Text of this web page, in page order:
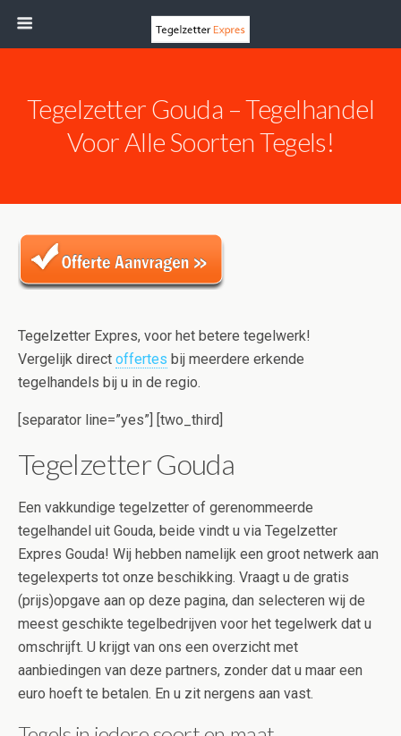
Tegelzetter Gouda – Tegelhandel
Voor Alle Soorten Tegels!
Tegelzetter Expres, voor het betere tegelwerk!
Vergelijk direct offertes bij meerdere erkende
tegelhandels bij u in de regio.
[separator line=”yes”] [two_third]
Tegelzetter Gouda
Een vakkundige tegelzetter of gerenommeerde
tegelhandel uit Gouda, beide vindt u via Tegelzetter
Expres Gouda! Wij hebben namelijk een groot netwerk aan
tegelexperts tot onze beschikking. Vraagt u de gratis
(prijs)opgave aan op deze pagina, dan selecteren wij de
meest geschikte tegelbedrijven voor het tegelwerk dat u
omschrijft. U krijgt van ons een overzicht met
aanbiedingen van deze partners, zonder dat u maar een
euro hoeft te betalen. En u zit nergens aan vast.